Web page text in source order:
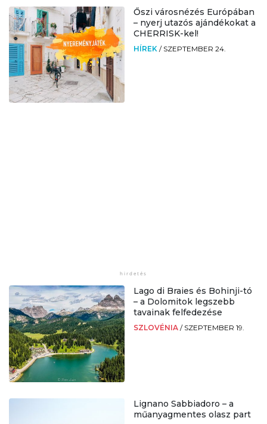
Őszi városnézés Európában
– nyerj utazós ajándékokat a
CHERRISK-kel!
HÍREK / SZEPTEMBER 24.
Lago di Braies és Bohinji-tó
– a Dolomitok legszebb
tavainak felfedezése
SZLOVÉNIA / SZEPTEMBER 19.
Lignano Sabbiadoro – a
műanyagmentes olasz part